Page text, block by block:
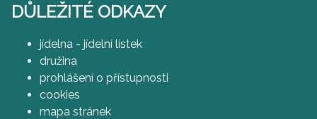
DŮLEŽITÉ ODKAZY
jídelna - jídelní lístek
družina
prohlášení o přístupnosti
cookies
mapa stránek